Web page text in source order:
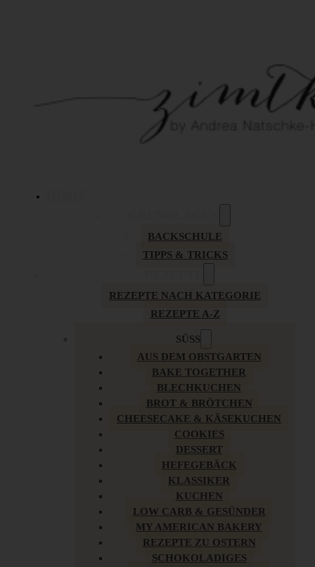
BACKSCHULE
TIPPS & TRICKS
REZEPTE NACH KATEGORIE
REZEPTE A-Z
SÜSS
AUS DEM OBSTGARTEN
BAKE TOGETHER
BLECHKUCHEN
BROT & BRÖTCHEN
CHEESECAKE & KÄSEKUCHEN
COOKIES
DESSERT
HEFEGEBÄCK
KLASSIKER
KUCHEN
LOW CARB & GESÜNDER
MY AMERICAN BAKERY
REZEPTE ZU OSTERN
SCHOKOLADIGES